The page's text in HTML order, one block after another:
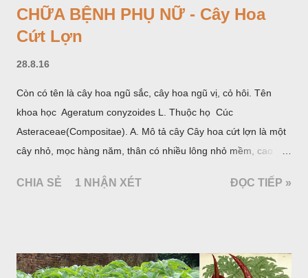
CHỮA BỆNH PHỤ NỮ - Cây Hoa
Cứt Lợn
28.8.16
Còn có tên là cây hoa ngũ sắc, cây hoa ngũ vị, cỏ hôi. Tên
khoa học Ageratum conyzoides L. Thuộc họ Cúc
Asteraceae(Compositae). A. Mô tả cây Cây hoa cứt lợn là một
cây nhỏ, mọc hàng năm, thân có nhiều lông nhỏ mềm, cao
đối hình trứng hay 3 cạnh, dài 2-6cm, rộng 1-3cm, mép có
CHIA SẺ 1 NHẬN XÉT ĐỌC TIẾP »